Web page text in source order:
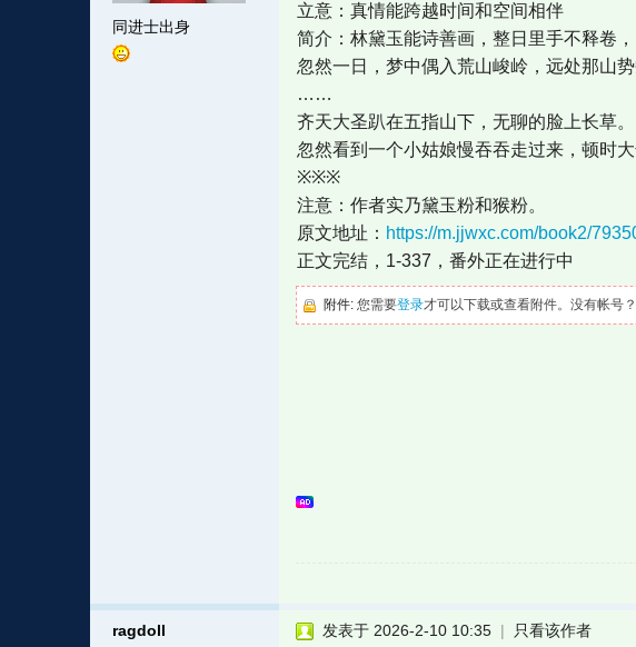
同进士出身
立意：真情能跨越时间和空间相伴
简介：林黛玉能诗善画，整日里手不释卷
忽然一日，梦中偶入荒山峻岭，远处那山
……
齐天大圣趴在五指山下，无聊的脸上长草。
忽然看到一个小姑娘慢吞吞走过来，顿时
※※※
注意：作者实乃黛玉粉和猴粉。
原文地址： https://m.jjwxc.com/book2/
正文完结，1-337，番外正在进行中
附件: 您需要登录才可以下载或查看附件。没有帐号？
ragdoll 发表于 2026-2-10 10:35 | 只看该作者